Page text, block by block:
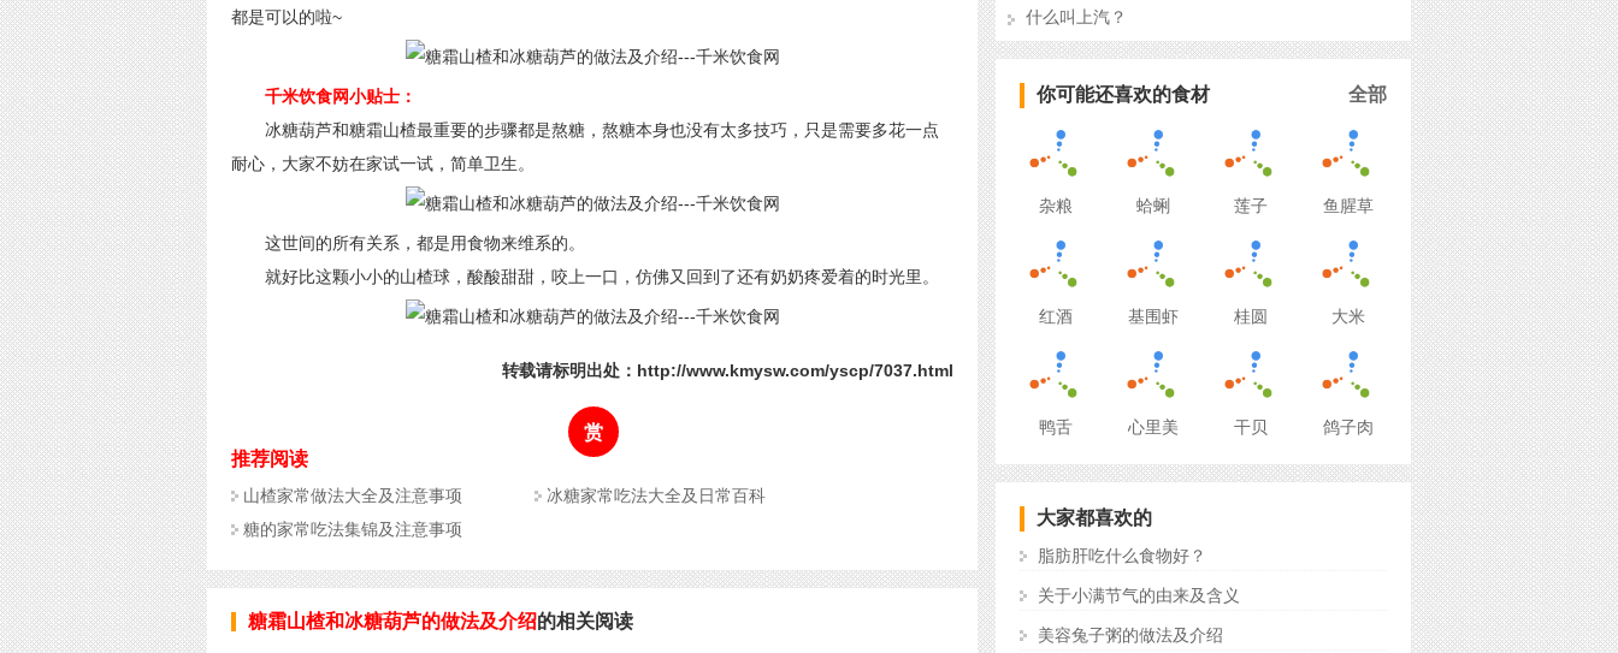
都是可以的啦~
千米饮食网小贴士：
冰糖葫芦和糖霜山楂最重要的步骤都是熬糖，熬糖本身也没有太多技巧，只是需要多花一点
耐心，大家不妨在家试一试，简单卫生。
这世间的所有关系，都是用食物来维系的。
就好比这颗小小的山楂球，酸酸甜甜，咬上一口，仿佛又回到了还有奶奶疼爱着的时光里。
转载请标明出处：http://www.kmysw.com/yscp/7037.html
赏
推荐阅读
山楂家常做法大全及注意事项
冰糖家常吃法大全及日常百科
糖的家常吃法集锦及注意事项
糖霜山楂和冰糖葫芦的做法及介绍的相关阅读
什么叫上汽？
全部
你可能还喜欢的食材
杂粮 蛤蜊 莲子 鱼腥草
红酒 基围虾 桂圆 大米
鸭舌 心里美 干贝 鸽子肉
大家都喜欢的
脂肪肝吃什么食物好？
关于小满节气的由来及含义
美容兔子粥的做法及介绍